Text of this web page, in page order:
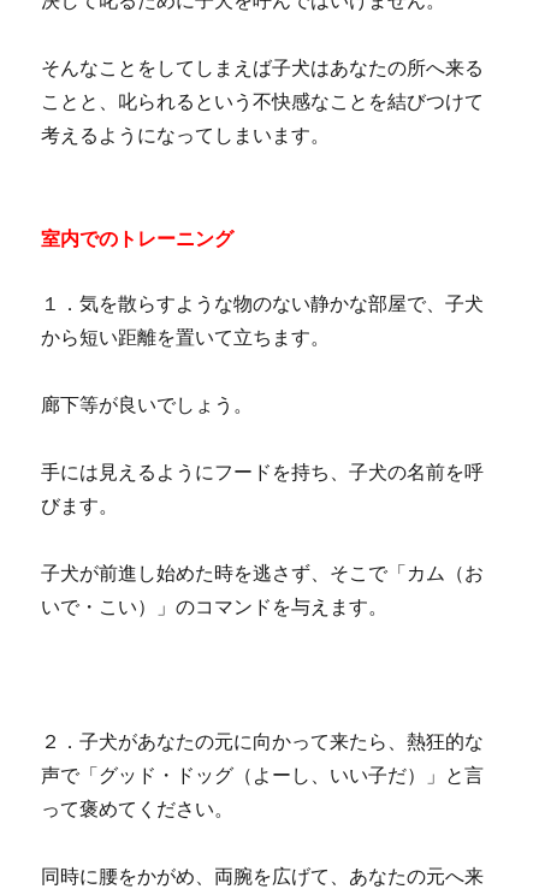
そんなことをしてしまえば子犬はあなたの所へ来る
ことと、叱られるという不快感なことを結びつけて
考えるようになってしまいます。
室内でのトレーニング
１．気を散らすような物のない静かな部屋で、子犬
から短い距離を置いて立ちます。
廊下等が良いでしょう。
手には見えるようにフードを持ち、子犬の名前を呼
びます。
子犬が前進し始めた時を逃さず、そこで「カム（お
いで・こい）」のコマンドを与えます。
２．子犬があなたの元に向かって来たら、熱狂的な
声で「グッド・ドッグ（よーし、いい子だ）」と言
って褒めてください。
同時に腰をかがめ、両腕を広げて、あなたの元へ来